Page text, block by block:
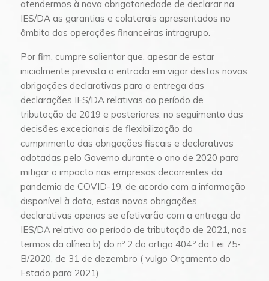
atendermos à nova obrigatoriedade de declarar na
IES/DA as garantias e colaterais apresentados no
âmbito das operações financeiras intragrupo.
Por fim, cumpre salientar que, apesar de estar
inicialmente prevista a entrada em vigor destas novas
obrigações declarativas para a entrega das
declarações IES/DA relativas ao período de
tributação de 2019 e posteriores, no seguimento das
decisões excecionais de flexibilização do
cumprimento das obrigações fiscais e declarativas
adotadas pelo Governo durante o ano de 2020 para
mitigar o impacto nas empresas decorrentes da
pandemia de COVID-19, de acordo com a informação
disponível à data, estas novas obrigações
declarativas apenas se efetivarão com a entrega da
IES/DA relativa ao período de tributação de 2021, nos
termos da alínea b) do nº 2 do artigo 404.º da Lei 75-
B/2020, de 31 de dezembro ( vulgo Orçamento do
Estado para 2021).